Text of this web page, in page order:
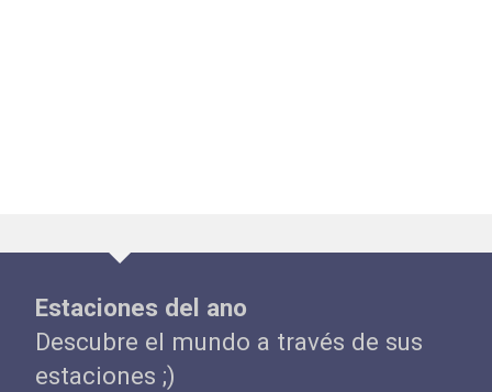
Estaciones del ano
Descubre el mundo a través de sus
estaciones ;)